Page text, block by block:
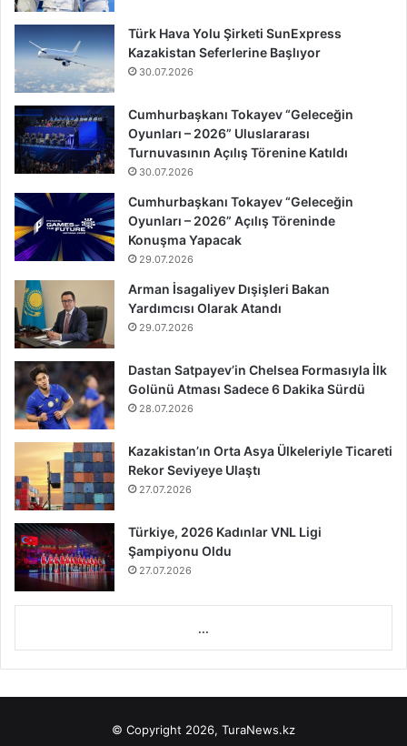
Türk Hava Yolu Şirketi SunExpress
Kazakistan Seferlerine Başlıyor
30.07.2026
Cumhurbaşkanı Tokayev “Geleceğin
Oyunları – 2026” Uluslararası
Turnuvasının Açılış Törenine Katıldı
30.07.2026
Cumhurbaşkanı Tokayev “Geleceğin
Oyunları – 2026” Açılış Töreninde
Konuşma Yapacak
29.07.2026
Arman İsagaliyev Dışişleri Bakan
Yardımcısı Olarak Atandı
29.07.2026
Dastan Satpayev’in Chelsea Formasıyla İlk
Golünü Atması Sadece 6 Dakika Sürdü
28.07.2026
Kazakistan’ın Orta Asya Ülkeleriyle Ticareti
Rekor Seviyeye Ulaştı
27.07.2026
Türkiye, 2026 Kadınlar VNL Ligi
Şampiyonu Oldu
27.07.2026
...
© Copyright 2026, TuraNews.kz